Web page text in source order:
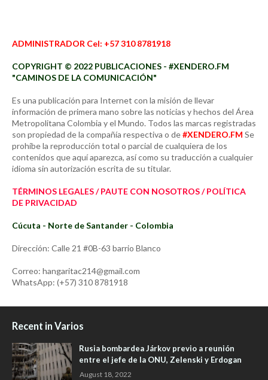
ADMINISTRADOR Cel: +57 310 8781918
COPYRIGHT © 2022 PUBLICACIONES - #XENDERO.FM
"CAMINOS DE LA COMUNICACIÓN"
Es una publicación para Internet con la misión de llevar
información de primera mano sobre las noticias y hechos del Área
Metropolitana Colombia y el Mundo. Todos las marcas registradas
son propiedad de la compañía respectiva o de#XENDERO.FM Se
prohíbe la reproducción total o parcial de cualquiera de los
contenidos que aquí aparezca, así como su traducción a cualquier
idioma sin autorización escrita de su titular.
TÉRMINOS LEGALES / PAUTE CON NOSOTROS / POLÍTICA
DE PRIVACIDAD
Cúcuta - Norte de Santander - Colombia
Dirección: Calle 21 #0B-63 barrio Blanco
Correo: hangaritac214@gmail.com
WhatsApp: (+57) 310 8781918
Recent in Varios
Rusia bombardea Járkov previo a reunión
entre el jefe de la ONU, Zelenski y Erdogan
August 18, 2022